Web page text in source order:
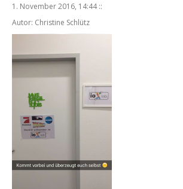
1. November 2016, 14:44 ::
Autor: Christine Schlütz